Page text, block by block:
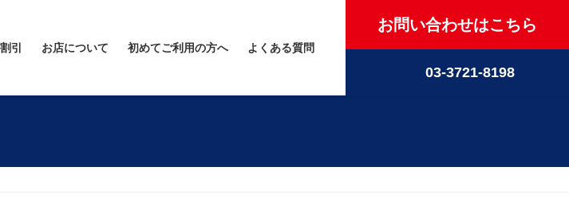
引 お店について 初めてご利用の方へ よくある質問
お問い合わせはこちら
03-3721-8198